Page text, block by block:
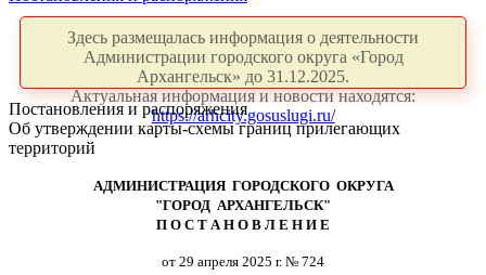
Здесь размещалась информация о деятельности
Администрации городского округа «Город
Архангельск» до 31.12.2025.
Актуальная информация и новости находятся:
https://arhcity.gosuslugi.ru/
Постановления и распоряжения
Об утверждении карты-схемы границ прилегающих
территорий
АДМИНИСТРАЦИЯ ГОРОДСКОГО ОКРУГА
"ГОРОД АРХАНГЕЛЬСК"
П О С Т А Н О В Л Е Н И Е
от 29 апреля 2025 г. № 724